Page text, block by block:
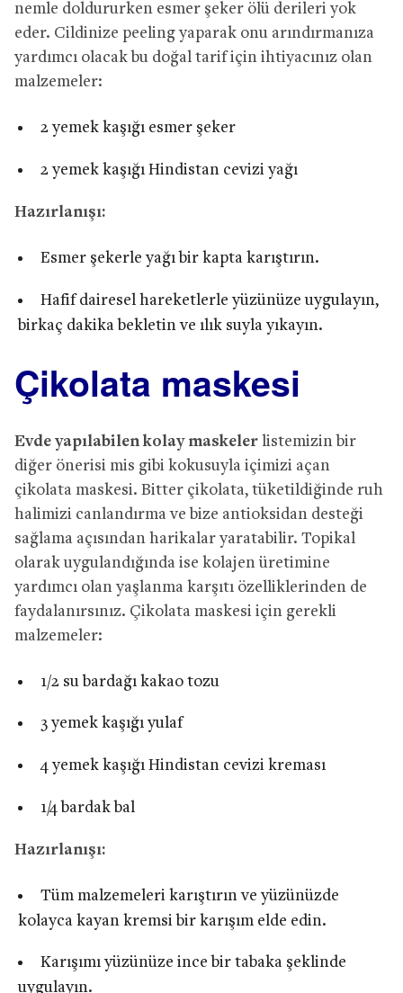
nemle doldururken esmer şeker ölü derileri yok
eder. Cildinize peeling yaparak onu arındırmanıza
yardımcı olacak bu doğal tarif için ihtiyacınız olan
malzemeler:
2 yemek kaşığı esmer şeker
2 yemek kaşığı Hindistan cevizi yağı
Hazırlanışı:
Esmer şekerle yağı bir kapta karıştırın.
Hafif dairesel hareketlerle yüzünüze uygulayın,
birkaç dakika bekletin ve ılık suyla yıkayın.
Çikolata maskesi
Evde yapılabilen kolay maskeler listemizin bir
diğer önerisi mis gibi kokusuyla içimizi açan
çikolata maskesi. Bitter çikolata, tüketildiğinde ruh
halimizi canlandırma ve bize antioksidan desteği
sağlama açısından harikalar yaratabilir. Topikal
olarak uygulandığında ise kolajen üretimine
yardımcı olan yaşlanma karşıtı özelliklerinden de
faydalanırsınız. Çikolata maskesi için gerekli
malzemeler:
1/2 su bardağı kakao tozu
3 yemek kaşığı yulaf
4 yemek kaşığı Hindistan cevizi kreması
1/4 bardak bal
Hazırlanışı:
Tüm malzemeleri karıştırın ve yüzünüzde
kolayca kayan kremsi bir karışım elde edin.
Karışımı yüzünüze ince bir tabaka şeklinde
uygulayın.